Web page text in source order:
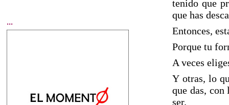
tenido que
que has
Entonces,
Porque tu
A veces
Y otras, lo
que das, con
ser.
...